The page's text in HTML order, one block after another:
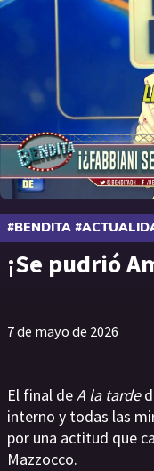
#BENDITA
¡Se pudrió
7 de mayo de 2026
El final deA la tarde
interno y todas las
por una actitud que
Mazzocco.